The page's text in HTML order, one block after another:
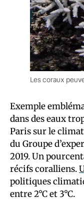
Les coraux
Exemple
dans des eaux
Paris sur le
du Groupe
2019. Un
récifs coralliens.
politiques
entre 2°C et 3°C.